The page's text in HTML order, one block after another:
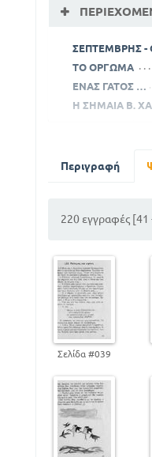
ΣΕΠΤΕΜΒΡΗΣ -
ΤΟ ΟΡΓΩΜΑ
ΕΝΑΣ ΓΑΤΟΣ …
Η ΣΗΜΑΙΑ Β.
Η ΑΓΙΑ ΝΥΧΤΑ
ΤΟ ΛΑΘΟΠΟΥΛΙ
ΤΟ
ΒΑΠΤΙΖΕΤΑΙ Η
ΚΑΛΟΚΑΙΡΙ
Ο ΜΕΓΑΛΟΣ
Περιγραφή
220 εγγραφές [41
Σελίδα #039